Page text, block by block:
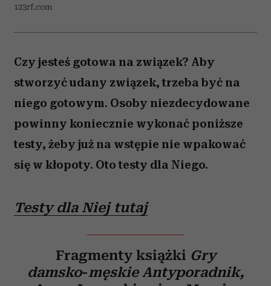
123rf.com
Czy jesteś gotowa na związek? Aby
stworzyć udany związek, trzeba być na
niego gotowym. Osoby niezdecydowane
powinny koniecznie wykonać poniższe
testy, żeby już na wstępie nie wpakować
się w kłopoty. Oto testy dla Niego.
Testy dla Niej tutaj
Fragmenty książki Gry
damsko-męskie Antyporadnik,